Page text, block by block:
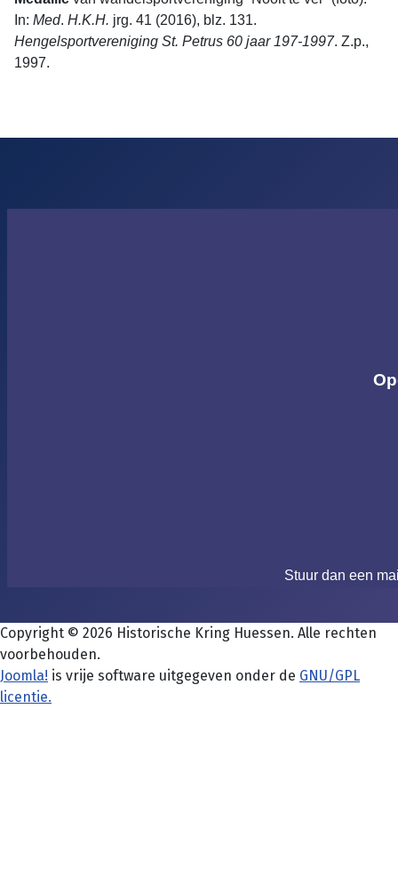
In: Med. H.K.H. jrg. 41 (2016), blz. 131.
Hengelsportvereniging St. Petrus 60 jaar 197-1997. Z.p.,
1997.
Stuur dan een
Copyright © 2026 Historische Kring Huessen. Alle rechten
voorbehouden.
Joomla! is vrije software uitgegeven onder de GNU/GPL
licentie.